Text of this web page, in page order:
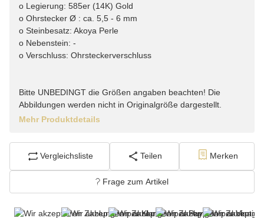
o Legierung: 585er (14K) Gold
o Ohrstecker Ø : ca. 5,5 - 6 mm
o Steinbesatz: Akoya Perle
o Nebenstein: -
o Verschluss: Ohrsteckerverschluss
Bitte UNBEDINGT die Größen angaben beachten! Die
Abbildungen werden nicht in Originalgröße dargestellt.
Mehr Produktdetails
Vergleichsliste Teilen Merken
Frage zum Artikel